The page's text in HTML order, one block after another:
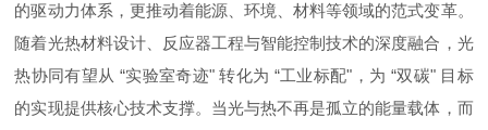
的驱动力体系，更推动着能源、环境、材料等领域的范式变革。
随着光热材料设计、反应器工程与智能控制技术的深度融合，光
热协同有望从 “实验室奇迹" 转化为 “工业标配"，为 “双碳" 目标
的实现提供核心技术支撑。当光与热不再是孤立的能量载体，而